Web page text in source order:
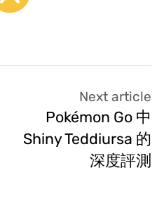
Next article
Pokémon Go 中
Shiny Teddiursa 的
深度評測